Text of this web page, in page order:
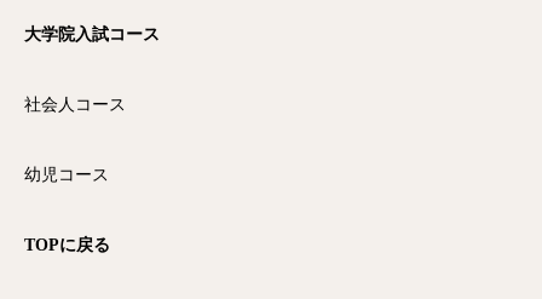
大学院入試コース
社会人コース
幼児コース
TOPに戻る